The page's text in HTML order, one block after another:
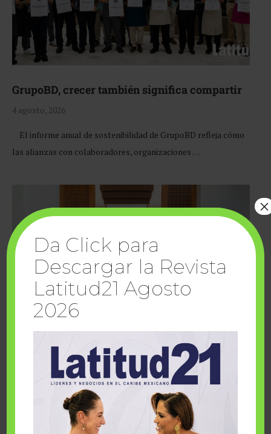
GrupoBD, crecer también significa compartir
4 agosto, 2026
El informe anual de sostenibilidad de GrupoBD refleja cómo
las alianzas con colaboradores, organizaciones …
Cuando la solidaridad inspira; cumplen
sueños Fairmont Mayakoba y Make-A-Wish
Da Click para
Descargar la Revista
Latitud21 Agosto
2026
×